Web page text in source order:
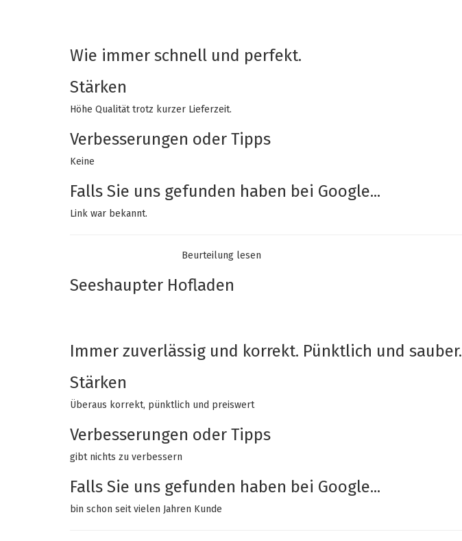
Wie immer schnell und perfekt.
Stärken
Höhe Qualität trotz kurzer Lieferzeit.
Verbesserungen oder Tipps
Keine
Falls Sie uns gefunden haben bei Google...
Link war bekannt.
Beurteilung lesen
Seeshaupter Hofladen
Immer zuverlässig und korrekt. Pünktlich und sauber.
Stärken
Überaus korrekt, pünktlich und preiswert
Verbesserungen oder Tipps
gibt nichts zu verbessern
Falls Sie uns gefunden haben bei Google...
bin schon seit vielen Jahren Kunde